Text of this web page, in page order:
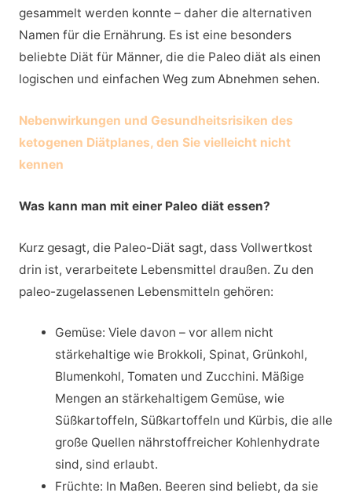
gesammelt werden konnte – daher die alternativen
Namen für die Ernährung. Es ist eine besonders
beliebte Diät für Männer, die die Paleo diät als einen
logischen und einfachen Weg zum Abnehmen sehen.
Nebenwirkungen und Gesundheitsrisiken des
ketogenen Diätplanes, den Sie vielleicht nicht
kennen
Was kann man mit einer Paleo diät essen?
Kurz gesagt, die Paleo-Diät sagt, dass Vollwertkost
drin ist, verarbeitete Lebensmittel draußen. Zu den
paleo-zugelassenen Lebensmitteln gehören:
Gemüse: Viele davon – vor allem nicht
stärkehaltige wie Brokkoli, Spinat, Grünkohl,
Blumenkohl, Tomaten und Zucchini. Mäßige
Mengen an stärkehaltigem Gemüse, wie
Süßkartoffeln, Süßkartoffeln und Kürbis, die alle
große Quellen nährstoffreicher Kohlenhydrate
sind, sind erlaubt.
Früchte: In Maßen. Beeren sind beliebt, da sie